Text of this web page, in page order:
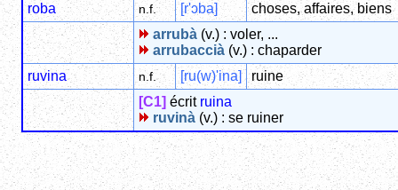
roba n.f. [r'ɔba]
choses, affaires, biens
arrubà (v.) : voler, ...
arrubaccià (v.) : chaparder
ruvina
n.f. [ru(w)'ina]
ruine
[C1] écrit ruina
ruvinà (v.) : se ruiner